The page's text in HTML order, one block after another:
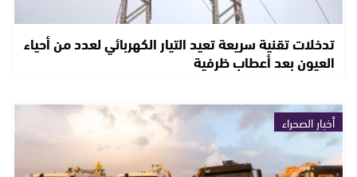
تدخلات تقنية سريعة تعيد التيار الكهربائي لعدد من أحياء
العيون بعد أعطاب ظرفية
أخبار الصحراء